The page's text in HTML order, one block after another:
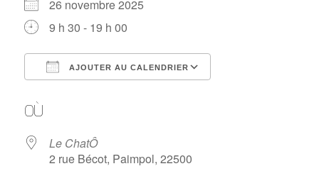
26 novembre 2025
9 h 30 - 19 h 00
AJOUTER AU CALENDRIER
OÙ
Le ChatÔ
2 rue Bécot, Paimpol, 22500